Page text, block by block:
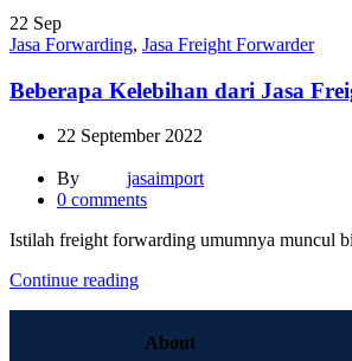
22 Sep
Jasa Forwarding, Jasa Freight Forwarder
Beberapa Kelebihan dari Jasa
22 September 2022
By
jasaimport
0 comments
Istilah freight forwarding umumnya muncul
Continue reading
About